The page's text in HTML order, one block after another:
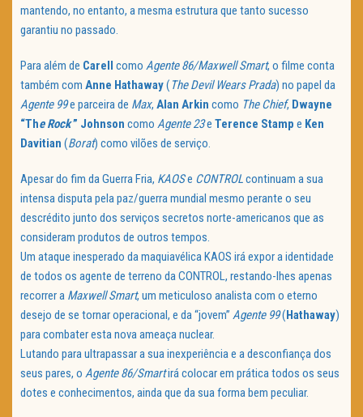
mantendo, no entanto, a mesma estrutura que tanto sucesso
garantiu no passado.
Para além de Carell como Agente 86/Maxwell Smart, o filme conta
também com Anne Hathaway( The Devil Wears Prada) no papel da
Agente 99e parceira de Max, Alan Arkin como The Chief, Dwayne
“The Rock” Johnson como Agente 23e Terence Stamp e Ken
Davitian (Borat) como vilões de serviço.
Apesar do fim da Guerra Fria, KAOSe CONTROLcontinuam a sua
intensa disputa pela paz/guerra mundial mesmo perante o seu
descrédito junto dos serviços secretos norte-americanos que as
consideram produtos de outros tempos.
Um ataque inesperado da maquiavélica KAOS irá expor a identidade
de todos os agente de terreno da CONTROL, restando-lhes apenas
recorrer a Maxwell Smart, um meticuloso analista com o eterno
desejo de se tornar operacional, e da “jovem” Agente 99(Hathaway)
para combater esta nova ameaça nuclear.
Lutando para ultrapassar a sua inexperiência e a desconfiança dos
seus pares, o Agente 86/Smartirá colocar em prática todos os seus
dotes e conhecimentos, ainda que da sua forma bem peculiar.